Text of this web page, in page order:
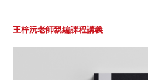
王梓沅老師親編課程講義